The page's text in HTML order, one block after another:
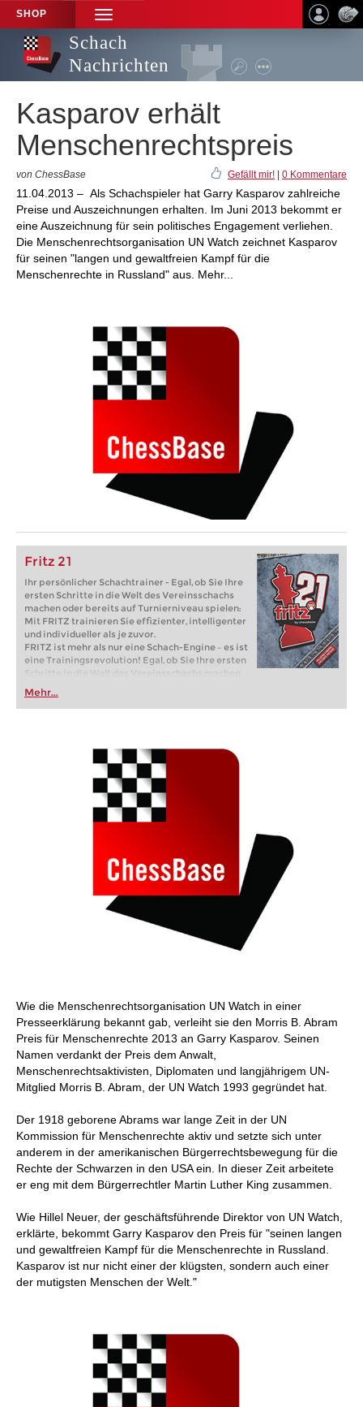
SHOP
TOGGLE
NAVIGATION
Schach
Nachrichten
Kasparov erhält
Menschenrechtspreis
von ChessBase Gefällt mir! 0 Kommentare
11.04.2013 – Als Schachspieler hat Garry Kasparov zahlreiche
Preise und Auszeichnungen erhalten. Im Juni 2013 bekommt er
eine Auszeichnung für sein politisches Engagement verliehen.
Die Menschenrechtsorganisation UN Watch zeichnet Kasparov
für seinen "langen und gewaltfreien Kampf für die
Menschenrechte in Russland" aus. Mehr...
Fritz 21
Ihr persönlicher Schachtrainer - Egal, ob Sie Ihre
ersten Schritte in die Welt des Vereinsschachs
machen oder bereits auf Turnierniveau spielen:
Mit FRITZ trainieren Sie effizienter, intelligenter
und individueller als je zuvor.
FRITZ ist mehr als nur eine Schach-Engine – es ist
eine Trainingsrevolution! Egal, ob Sie Ihre ersten
Schritte in die Welt des Vereinsschachs machen
oder bereits auf Turnierniveau spielen: Mit
FRITZ trainieren Sie effizienter, intelligenter und
individueller als je zuvor.
Mehr...
Wie die Menschenrechtsorganisation UN Watch in einer
Presseerklärung bekannt gab, verleiht sie den Morris B. Abram
Preis für Menschenrechte 2013 an Garry Kasparov. Seinen
Namen verdankt der Preis dem Anwalt,
Menschenrechtsaktivisten, Diplomaten und langjährigem UN-
Mitglied Morris B. Abram, der UN Watch 1993 gegründet hat.
Der 1918 geborene Abrams war lange Zeit in der UN
Kommission für Menschenrechte aktiv und setzte sich unter
anderem in der amerikanischen Bürgerrechtsbewegung für die
Rechte der Schwarzen in den USA ein. In dieser Zeit arbeitete
er eng mit dem Bürgerrechtler Martin Luther King zusammen.
Wie Hillel Neuer, der geschäftsführende Direktor von UN Watch,
erklärte, bekommt Garry Kasparov den Preis für "seinen langen
und gewaltfreien Kampf für die Menschenrechte in Russland.
Kasparov ist nur nicht einer der klügsten, sondern auch einer
der mutigsten Menschen der Welt."